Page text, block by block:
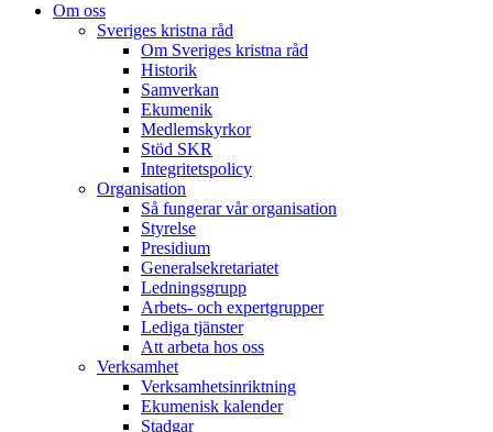
Om oss
Sveriges kristna råd
Om Sveriges kristna råd
Historik
Samverkan
Ekumenik
Medlemskyrkor
Stöd SKR
Integritetspolicy
Organisation
Så fungerar vår organisation
Styrelse
Presidium
Generalsekretariatet
Ledningsgrupp
Arbets- och expertgrupper
Lediga tjänster
Att arbeta hos oss
Verksamhet
Verksamhetsinriktning
Ekumenisk kalender
Stadgar